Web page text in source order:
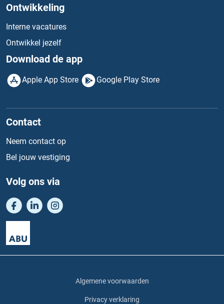
Ontwikkeling
Interne vacatures
Ontwikkel jezelf
Download de app
Apple App Store Google Play Store
Contact
Neem contact op
Bel jouw vestiging
Volg ons via
Algemene voorwaarden
Privacy verklaring